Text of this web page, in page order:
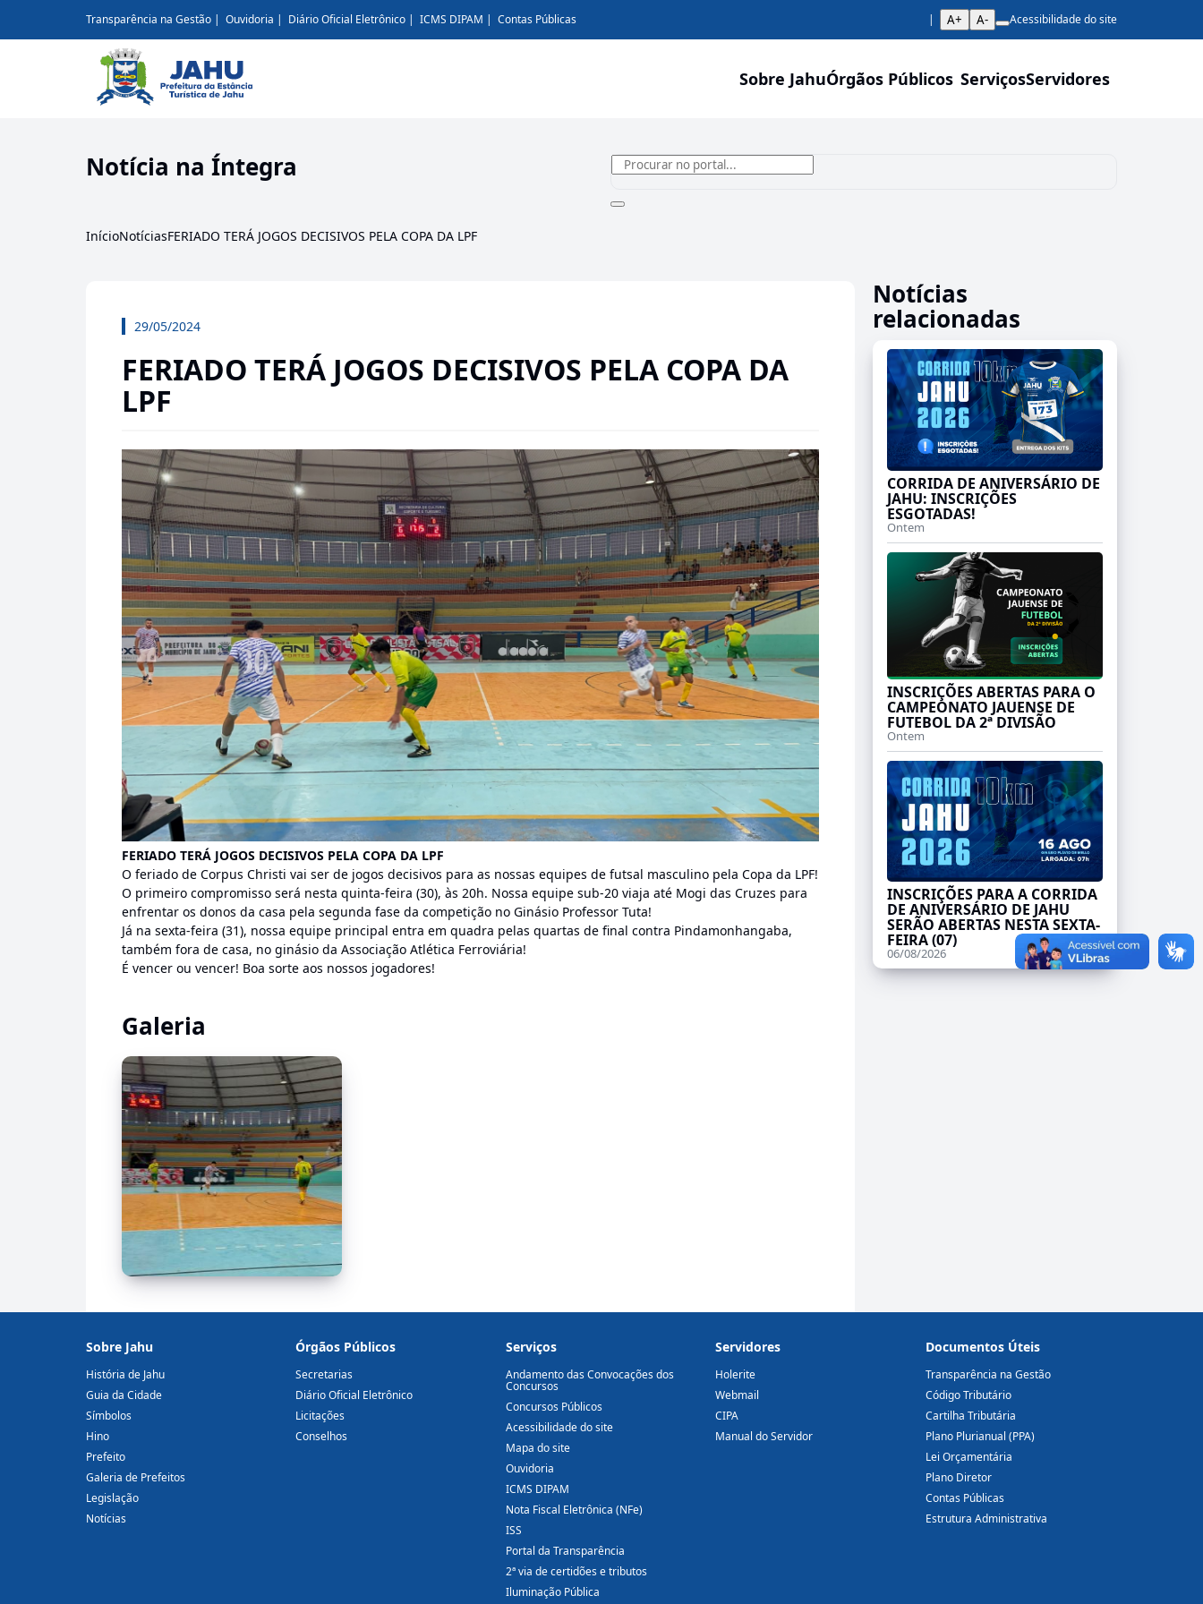
Transparência na Gestão Ouvidoria Diário Oficial Eletrônico ICMS DIPAM Contas Públicas A+ A- Acessibilidade do site
Sobre JahuÓrgãos Públicos ServiçosServidores
Notícia na Íntegra
InícioNotíciasFERIADO TERÁ JOGOS DECISIVOS PELA COPA DA LPF
29/05/2024
FERIADO TERÁ JOGOS DECISIVOS PELA COPA DA
LPF
FERIADO TERÁ JOGOS DECISIVOS PELA COPA DA LPF
O feriado de Corpus Christi vai ser de jogos decisivos para as nossas equipes de futsal masculino pela Copa da LPF!
O primeiro compromisso será nesta quinta-feira (30), às 20h. Nossa equipe sub-20 viaja até Mogi das Cruzes para
enfrentar os donos da casa pela segunda fase da competição no Ginásio Professor Tuta!
Já na sexta-feira (31), nossa equipe principal entra em quadra pelas quartas de final contra Pindamonhangaba,
também fora de casa, no ginásio da Associação Atlética Ferroviária!
É vencer ou vencer! Boa sorte aos nossos jogadores!
Galeria
Notícias
relacionadas
CORRIDA DE ANIVERSÁRIO DE
JAHU: INSCRIÇÕES
ESGOTADAS!
Ontem
INSCRIÇÕES ABERTAS PARA O
CAMPEONATO JAUENSE DE
FUTEBOL DA 2ª DIVISÃO
Ontem
INSCRIÇÕES PARA A CORRIDA
DE ANIVERSÁRIO DE JAHU
SERÃO ABERTAS NESTA SEXTA-
FEIRA (07)
06/08/2026
Sobre Jahu
História de Jahu
Guia da Cidade
Símbolos
Hino
Prefeito
Galeria de Prefeitos
Legislação
Notícias
Órgãos Públicos
Secretarias
Diário Oficial Eletrônico
Licitações
Conselhos
Serviços
Andamento das Convocações dos
Concursos
Concursos Públicos
Acessibilidade do site
Mapa do site
Ouvidoria
ICMS DIPAM
Nota Fiscal Eletrônica (NFe)
ISS
Portal da Transparência
2ª via de certidões e tributos
Iluminação Pública
Servidores
Holerite
Webmail
CIPA
Manual do Servidor
Documentos Úteis
Transparência na Gestão
Código Tributário
Cartilha Tributária
Plano Plurianual (PPA)
Lei Orçamentária
Plano Diretor
Contas Públicas
Estrutura Administrativa